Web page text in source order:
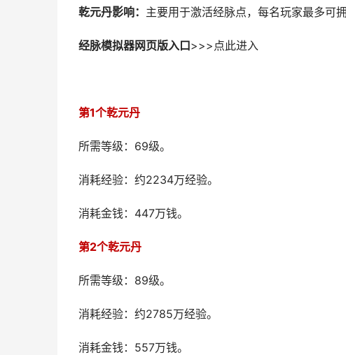
乾元丹影响： 主要用于激活经脉点，每名玩家最多可
经脉模拟器网页版入口>>>点此进入
第1个乾元丹
所需等级：69级。
消耗经验：约2234万经验。
消耗金钱：447万钱。
第2个乾元丹
所需等级：89级。
消耗经验：约2785万经验。
消耗金钱：557万钱。